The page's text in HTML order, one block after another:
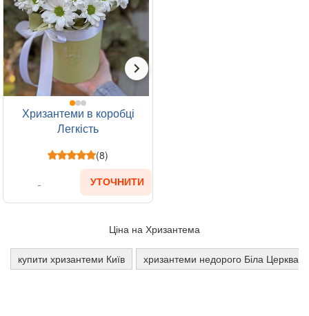
Хризантеми в коробці
Легкість
(8)
УТОЧНИТИ
Ціна на Хризантема
купити хризантеми Київ хризантеми недорого Біла Церква